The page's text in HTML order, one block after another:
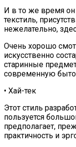
И в то же время
текстиль,
нежелательно,
Очень хорошо
искусственно
старинные
современную
• Хай-тек
Этот стиль
пользуется
предполагает,
практичность и